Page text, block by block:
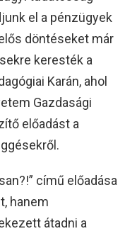
el a pénzügyek
döntéseket már
keresték a
Karán, ahol
Gazdasági
előadást a
című előadása
hanem
átadni a